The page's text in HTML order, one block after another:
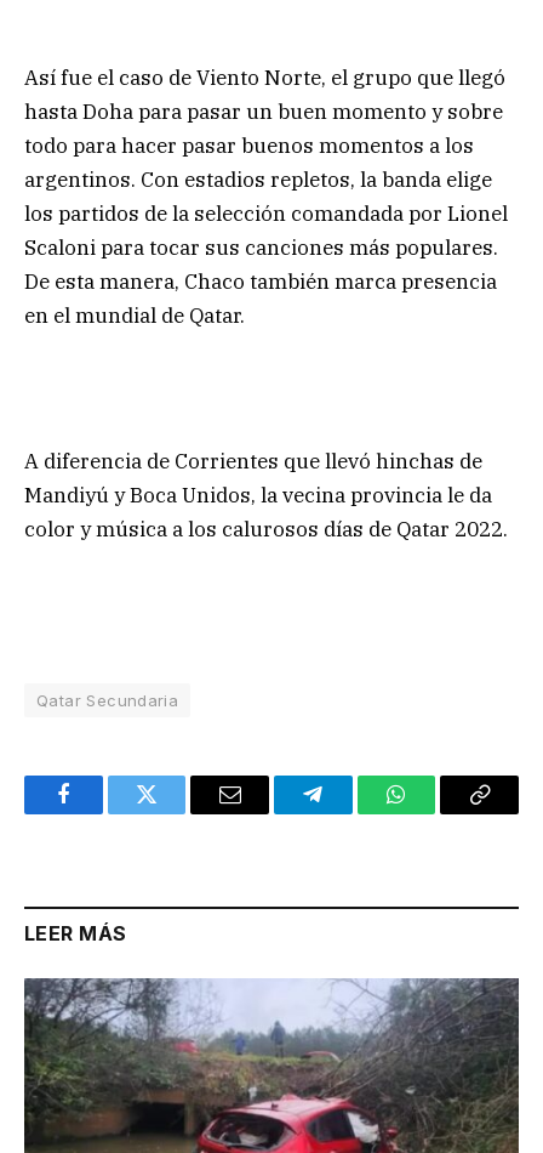
Así fue el caso de Viento Norte, el grupo que llegó
hasta Doha para pasar un buen momento y sobre
todo para hacer pasar buenos momentos a los
argentinos. Con estadios repletos, la banda elige
los partidos de la selección comandada por Lionel
Scaloni para tocar sus canciones más populares.
De esta manera, Chaco también marca presencia
en el mundial de Qatar.
A diferencia de Corrientes que llevó hinchas de
Mandiyú y Boca Unidos, la vecina provincia le da
color y música a los calurosos días de Qatar 2022.
Qatar Secundaria
FacebookTwitter Email TelegramWhatsAppCopy
LEER MÁS